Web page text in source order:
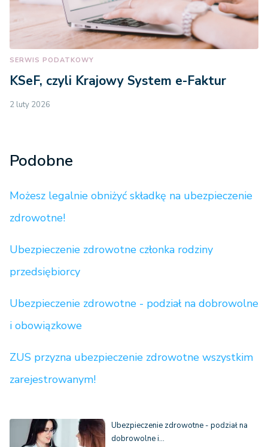
SERWIS PODATKOWY
KSeF, czyli Krajowy System e-Faktur
2 luty 2026
Podobne
Możesz legalnie obniżyć składkę na ubezpieczenie
zdrowotne!
Ubezpieczenie zdrowotne członka rodziny
przedsiębiorcy
Ubezpieczenie zdrowotne - podział na dobrowolne
i obowiązkowe
ZUS przyzna ubezpieczenie zdrowotne wszystkim
zarejestrowanym!
Ubezpieczenie zdrowotne - podział na
dobrowolne i…